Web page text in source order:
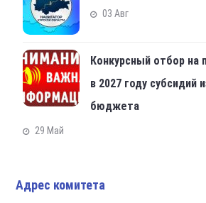
03 Авг
Конкурсный отбор на
в 2027 году субсидий
бюджета
29 Май
Адрес комитета